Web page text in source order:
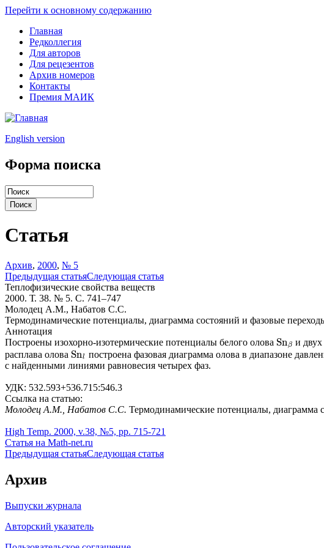
Перейти к основному содержанию
Главная
Редколлегия
Для авторов
Для рецезентов
Архив номеров
Контакты
Премия МАИК
English version
Форма поиска
Статья
Архив, 2000, № 5
Предыдущая статьяСледующая статья
Теплофизические свойства веществ
2000. Т. 38. № 5. С. 741–747
Молодец А.М., Набатов С.С.
Термодинамические потенциалы, диаграмма состояний и фазовые
Аннотация
Построены изохорно-изотермические потенциалы белого олова Snβ
Snβ и двух
расплава олова Snl
Snl построена фазовая диаграмма олова в диапазоне
с найденными линиями равновесия четырех фаз.
УДК: 532.593+536.715:546.3
Ссылка на статью:
Молодец А.М., Набатов С.С. Термодинамические потенциалы, диаграмма
High Temp. 2000, v.38, №5, pp. 715-721
Статья на Math-net.ru
Предыдущая статьяСледующая статья
Архив
Выпуски журнала
Авторский указатель